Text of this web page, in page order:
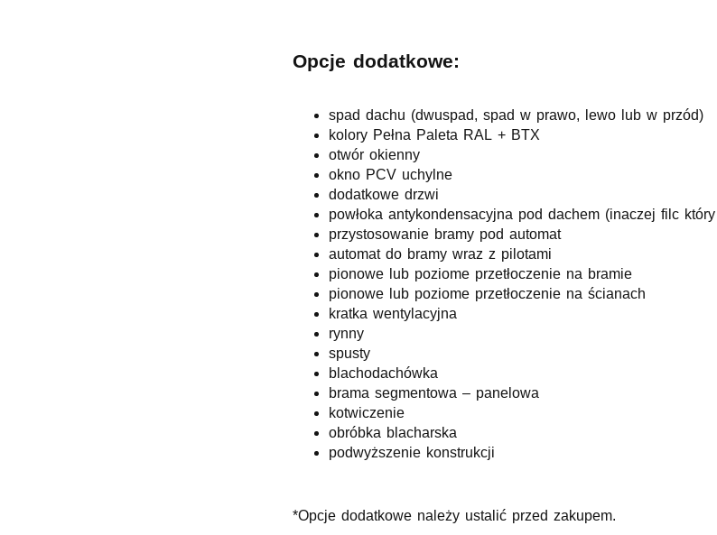
Opcje dodatkowe:
spad dachu (dwuspad, spad w prawo, lewo lub w przód)
kolory Pełna Paleta RAL + BTX
otwór okienny
okno PCV uchylne
dodatkowe drzwi
powłoka antykondensacyjna pod dachem (inaczej filc
przystosowanie bramy pod automat
automat do bramy wraz z pilotami
pionowe lub poziome przetłoczenie na bramie
pionowe lub poziome przetłoczenie na ścianach
kratka wentylacyjna
rynny
spusty
blachodachówka
brama segmentowa – panelowa
kotwiczenie
obróbka blacharska
podwyższenie konstrukcji
*Opcje dodatkowe należy ustalić przed zakupem.